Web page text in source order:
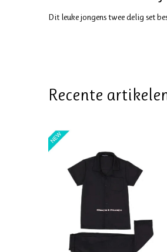
Dit leuke jongens twee delig set
Recente